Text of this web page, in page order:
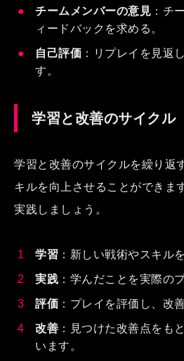
チームメンバーの意見 ：チ
ィードバックを求める。
自己評価 ：リプレイを見返
す。
学習と改善のサイクル
学習と改善のサイクルを繰り返
キルを向上させることができま
実践しましょう。
学習 ：新しい戦術やスキル
実践 ：学んだことを実際の
評価 ：プレイを評価し、改
改善 ：見つけた改善点をも
います。